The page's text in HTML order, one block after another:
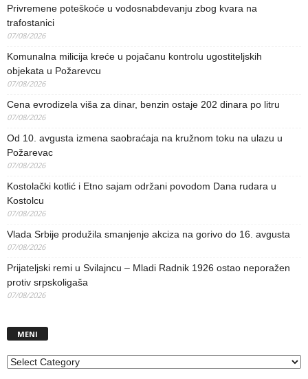
Privremene poteškoće u vodosnabdevanju zbog kvara na
trafostanici
07/08/2026
Komunalna milicija kreće u pojačanu kontrolu ugostiteljskih
objekata u Požarevcu
07/08/2026
Cena evrodizela viša za dinar, benzin ostaje 202 dinara po litru
07/08/2026
Od 10. avgusta izmena saobraćaja na kružnom toku na ulazu u
Požarevac
07/08/2026
Kostolački kotlić i Etno sajam održani povodom Dana rudara u
Kostolcu
07/08/2026
Vlada Srbije produžila smanjenje akciza na gorivo do 16. avgusta
07/08/2026
Prijateljski remi u Svilajncu – Mladi Radnik 1926 ostao neporažen
protiv srpskoligaša
07/08/2026
MENI
MENI